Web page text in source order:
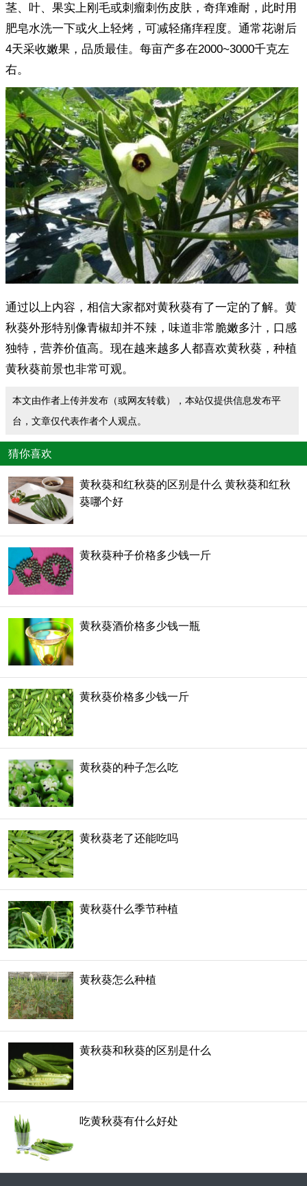
茎、叶、果实上刚毛或刺瘤刺伤皮肤，奇痒难耐，此时用
肥皂水洗一下或火上轻烤，可减轻痛痒程度。通常花谢后
4天采收嫩果，品质最佳。每亩产多在2000~3000千克左
右。
通过以上内容，相信大家都对黄秋葵有了一定的了解。黄
秋葵外形特别像青椒却并不辣，味道非常脆嫩多汁，口感
独特，营养价值高。现在越来越多人都喜欢黄秋葵，种植
黄秋葵前景也非常可观。
本文由作者上传并发布（或网友转载），本站仅提供信息发布平
台，文章仅代表作者个人观点。
猜你喜欢
黄秋葵和红秋葵的区别是什么 黄秋葵和红秋
葵哪个好
黄秋葵种子价格多少钱一斤
黄秋葵酒价格多少钱一瓶
黄秋葵价格多少钱一斤
黄秋葵的种子怎么吃
黄秋葵老了还能吃吗
黄秋葵什么季节种植
黄秋葵怎么种植
黄秋葵和秋葵的区别是什么
吃黄秋葵有什么好处